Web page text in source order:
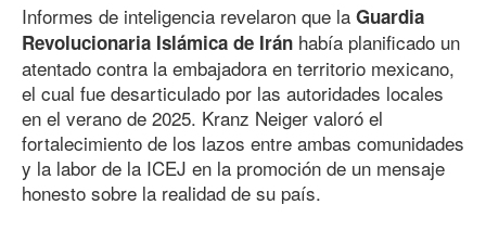
Informes de inteligencia revelaron que la Guardia
Revolucionaria Islámica de Irán había planificado un
atentado contra la embajadora en territorio mexicano,
el cual fue desarticulado por las autoridades locales
en el verano de 2025. Kranz Neiger valoró el
fortalecimiento de los lazos entre ambas comunidades
y la labor de la ICEJ en la promoción de un mensaje
honesto sobre la realidad de su país.